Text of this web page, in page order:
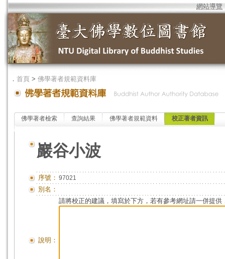
網站導覽
． 首頁 > 佛學著者規範資料庫
佛學著者檢索 查詢結果 佛學著者規範資料 校正著者資訊
巖谷小波
序號： 97021
別名：
說明：
請將校正的建議，填寫於下方，若有參考網址請一併提供